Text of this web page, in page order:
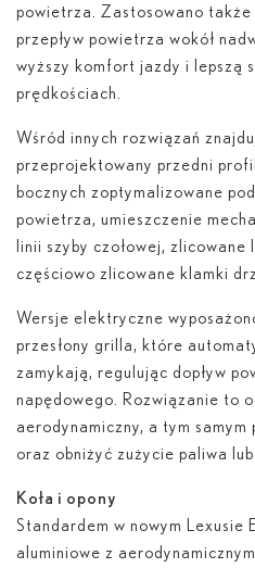
powietrza. Zastosowano
przepływ powietrza wokół
wyższy komfort jazdy i lepszą
prędkościach.
Wśród innych rozwiązań
przeprojektowany przedni
bocznych zoptymalizowane
powietrza, umieszczenie
linii szyby czołowej,
częściowo zlicowane klamki
Wersje elektryczne
przesłony grilla, które
zamykają, regulując dopływ
napędowego. Rozwiązanie to
aerodynamiczny, a tym
oraz obniżyć zużycie paliwa
Koła i opony
Standardem w nowym Lexusie
aluminiowe z